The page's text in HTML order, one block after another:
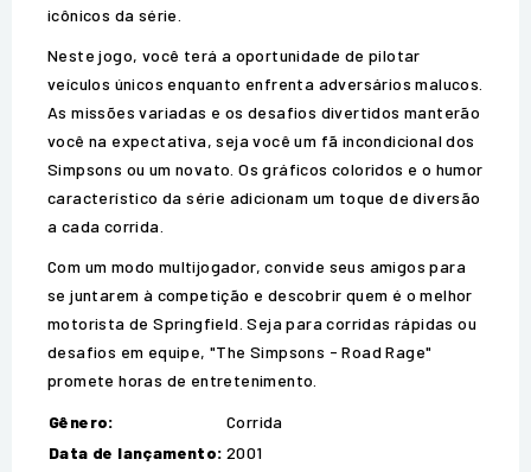
icônicos da série.
Neste jogo, você terá a oportunidade de pilotar
veículos únicos enquanto enfrenta adversários malucos.
As missões variadas e os desafios divertidos manterão
você na expectativa, seja você um fã incondicional dos
Simpsons ou um novato. Os gráficos coloridos e o humor
característico da série adicionam um toque de diversão
a cada corrida.
Com um modo multijogador, convide seus amigos para
se juntarem à competição e descobrir quem é o melhor
motorista de Springfield. Seja para corridas rápidas ou
desafios em equipe, "The Simpsons - Road Rage"
promete horas de entretenimento.
Gênero:
Corrida
Data de lançamento: 2001